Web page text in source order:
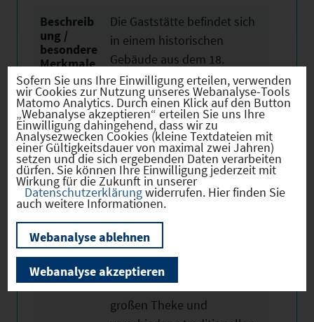
Beschreib
ung /
besondere
Merkmale
Die Gaststätte befindet sich
in einem historischen
Gebäude aus dem 18.
Jahrhundert, das seinen
Charme bewahrt hat und vor
einigen Jahren saniert
wurde. Es bietet genügend
Platz für Gäste im Innen-
und Außenbereich und
verfügt über eine Küche. Die
Räumlichkeiten der
Gaststätte sind traditionell
und gemütlich eingerichtet.
Im Erdgeschoss befindet
sich der Gastraum mit einer
großen Theke und
Sofern Sie uns Ihre Einwilligung erteilen, verwenden
wir Cookies zur Nutzung unseres Webanalyse-Tools
Matomo Analytics. Durch einen Klick auf den Button
„Webanalyse akzeptieren“ erteilen Sie uns Ihre
Einwilligung dahingehend, dass wir zu
Analysezwecken Cookies (kleine Textdateien mit
einer Gültigkeitsdauer von maximal zwei Jahren)
setzen und die sich ergebenden Daten verarbeiten
dürfen. Sie können Ihre Einwilligung jederzeit mit
Wirkung für die Zukunft in unserer
Datenschutzerklärungwiderrufen. Hier finden Sie
auch weitere Informationen.
Webanalyse ablehnen
Webanalyse akzeptieren